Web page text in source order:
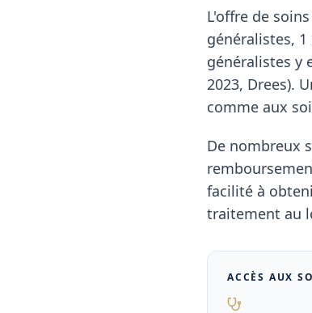
L'offre de
généralistes,
généralistes y
2023, Drees).
comme aux
De nombreux
facilité à
traitement au
ACCÈS AUX